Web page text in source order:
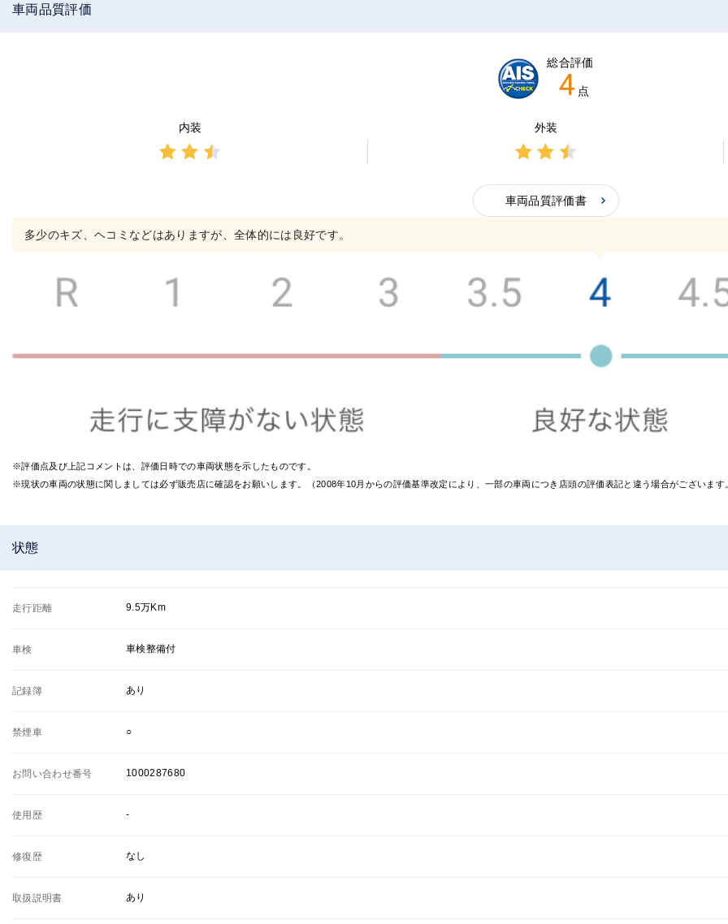
車両品質評価
総合評価
4 点
内装 外装
2.5点
の評
価
車両品質評価書
多少のキズ、ヘコミなどはありますが、全体的には良好です。
※評価点及び上記コメントは、評価日時での車両状態を示したものです。
※現状の車両の状態に関しましては必ず販売店に確認をお願いします。（2008年10月からの評価基準改定により、一部の車両につき店頭の評価表記と違う場合がございま
状態
走行距離 9.5万Km
車検 車検整備付
記録簿 あり
禁煙車 ○
お問い合わせ番号 1000287680
使用歴 -
修復歴 なし
取扱説明書 あり